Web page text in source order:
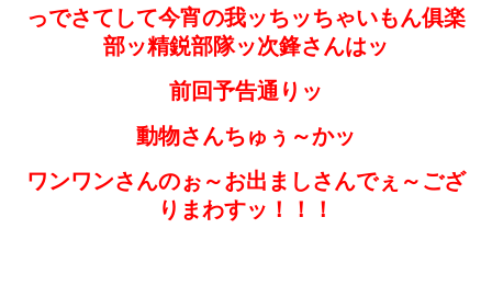
っでさてして今宵の我ッちッちゃいもん俱楽
部ッ精鋭部隊ッ次鋒さんはッ
前回予告通りッ
動物さんちゅぅ～かッ
ワンワンさんのぉ～お出ましさんでぇ～ござ
りまわすッ！！！